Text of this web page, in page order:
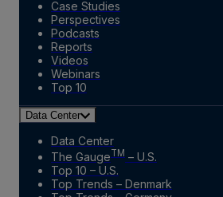
Case Studies
Perspectives
Podcasts
Reports
Videos
Webinars
Top 10
Data Center
Data Center
The GaugeTM – U.S.
Top 10 – U.S.
Top Trends – Denmark